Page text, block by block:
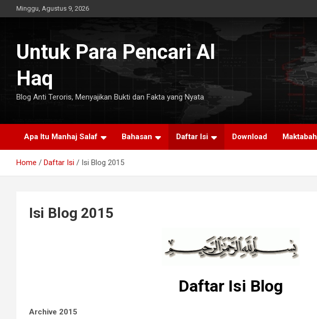
to
Minggu, Agustus 9, 2026
Untuk Para Pencari Al
Haq
Blog Anti Teroris, Menyajikan Bukti dan Fakta yang Nyata
Apa Itu Manhaj Salaf Bahasan Daftar Isi Download Maktabah
Home Daftar Isi Isi Blog 2015
Isi Blog 2015
Daftar Isi Blog
Archive 2015